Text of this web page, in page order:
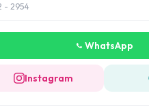
- 2954
WhatsApp
Instagram